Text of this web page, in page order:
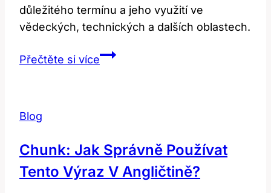
důležitého termínu a jeho využití ve
vědeckých, technických a dalších oblastech.
Přečtěte si víceIntercept:
Český
Překlad
Blog
Chunk: Jak Správně Používat
Tento Výraz V Angličtině?